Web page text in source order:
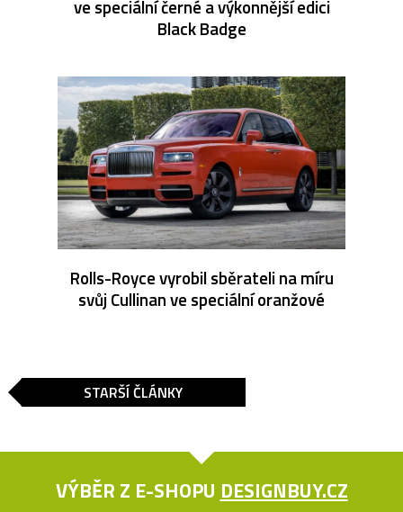
ve speciální černé a výkonnější edici
Black Badge
Rolls-Royce vyrobil sběrateli na míru
svůj Cullinan ve speciální oranžové
STARŠÍ ČLÁNKY
VÝBĚR Z E-SHOPU DESIGNBUY.CZ